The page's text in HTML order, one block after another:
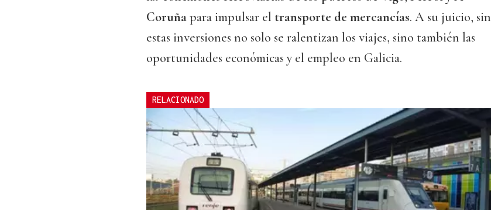
Coruñapara impulsar el transporte de mercancías. A su juicio, sin
estas inversiones no solo se ralentizan los viajes, sino también las
oportunidades económicas y el empleo en Galicia.
RELACIONADO